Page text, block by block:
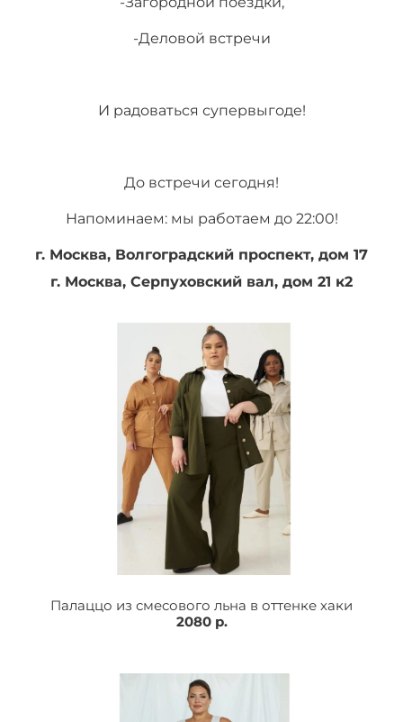
-Деловой встречи
И радоваться супервыгоде!
До встречи сегодня!
Напоминаем: мы работаем до 22:00!
г. Москва, Волгоградский проспект, дом 17
г. Москва, Серпуховский вал, дом 21 к2
Палаццо из смесового льна в оттенке хаки
2080 р.